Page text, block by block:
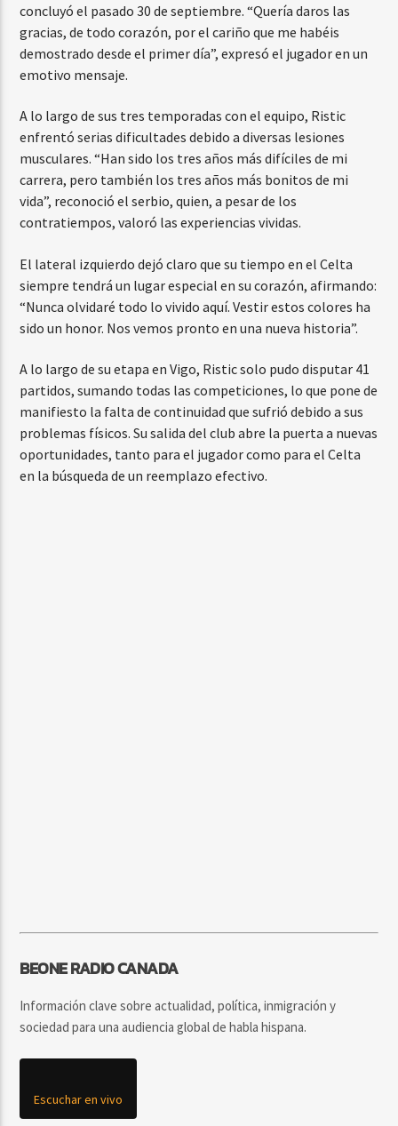
concluyó el pasado 30 de septiembre. “Quería daros las
gracias, de todo corazón, por el cariño que me habéis
demostrado desde el primer día”, expresó el jugador en un
emotivo mensaje.
A lo largo de sus tres temporadas con el equipo, Ristic
enfrentó serias dificultades debido a diversas lesiones
musculares. “Han sido los tres años más difíciles de mi
carrera, pero también los tres años más bonitos de mi
vida”, reconoció el serbio, quien, a pesar de los
contratiempos, valoró las experiencias vividas.
El lateral izquierdo dejó claro que su tiempo en el Celta
siempre tendrá un lugar especial en su corazón, afirmando:
“Nunca olvidaré todo lo vivido aquí. Vestir estos colores ha
sido un honor. Nos vemos pronto en una nueva historia”.
A lo largo de su etapa en Vigo, Ristic solo pudo disputar 41
partidos, sumando todas las competiciones, lo que pone de
manifiesto la falta de continuidad que sufrió debido a sus
problemas físicos. Su salida del club abre la puerta a nuevas
oportunidades, tanto para el jugador como para el Celta
en la búsqueda de un reemplazo efectivo.
BEONE RADIO CANADA
Información clave sobre actualidad, política, inmigración y
sociedad para una audiencia global de habla hispana.
Escuchar en vivo